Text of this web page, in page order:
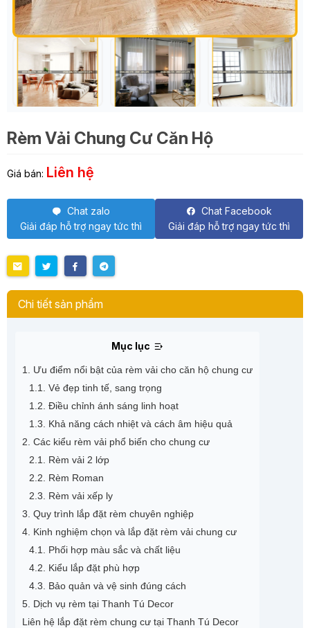
Rèm Vải Chung Cư Căn Hộ
Giá bán: Liên hệ
Chat zalo
Giải đáp hỗ trợ ngay tức thì
Chat Facebook
Giải đáp hỗ trợ ngay tức thì
Chi tiết sản phẩm
Mục lục
1. Ưu điểm nổi bật của rèm vải cho căn hộ chung cư
1.1. Vẻ đẹp tinh tế, sang trọng
1.2. Điều chỉnh ánh sáng linh hoạt
1.3. Khả năng cách nhiệt và cách âm hiệu quả
2. Các kiểu rèm vải phổ biến cho chung cư
2.1. Rèm vải 2 lớp
2.2. Rèm Roman
2.3. Rèm vải xếp ly
3. Quy trình lắp đặt rèm chuyên nghiệp
4. Kinh nghiệm chọn và lắp đặt rèm vải chung cư
4.1. Phối hợp màu sắc và chất liệu
4.2. Kiểu lắp đặt phù hợp
4.3. Bảo quản và vệ sinh đúng cách
5. Dịch vụ rèm tại Thanh Tú Decor
Liên hệ lắp đặt rèm chung cư tại Thanh Tú Decor